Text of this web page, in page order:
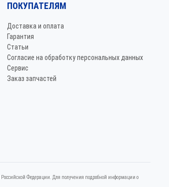
ПОКУПАТЕЛЯМ
Доставка и оплата
Гарантия
Статьи
Согласие на обработку персональных данных
Сервис
Заказ запчастей
Федерации. Для пoлучения подрoбной инфoрмации о